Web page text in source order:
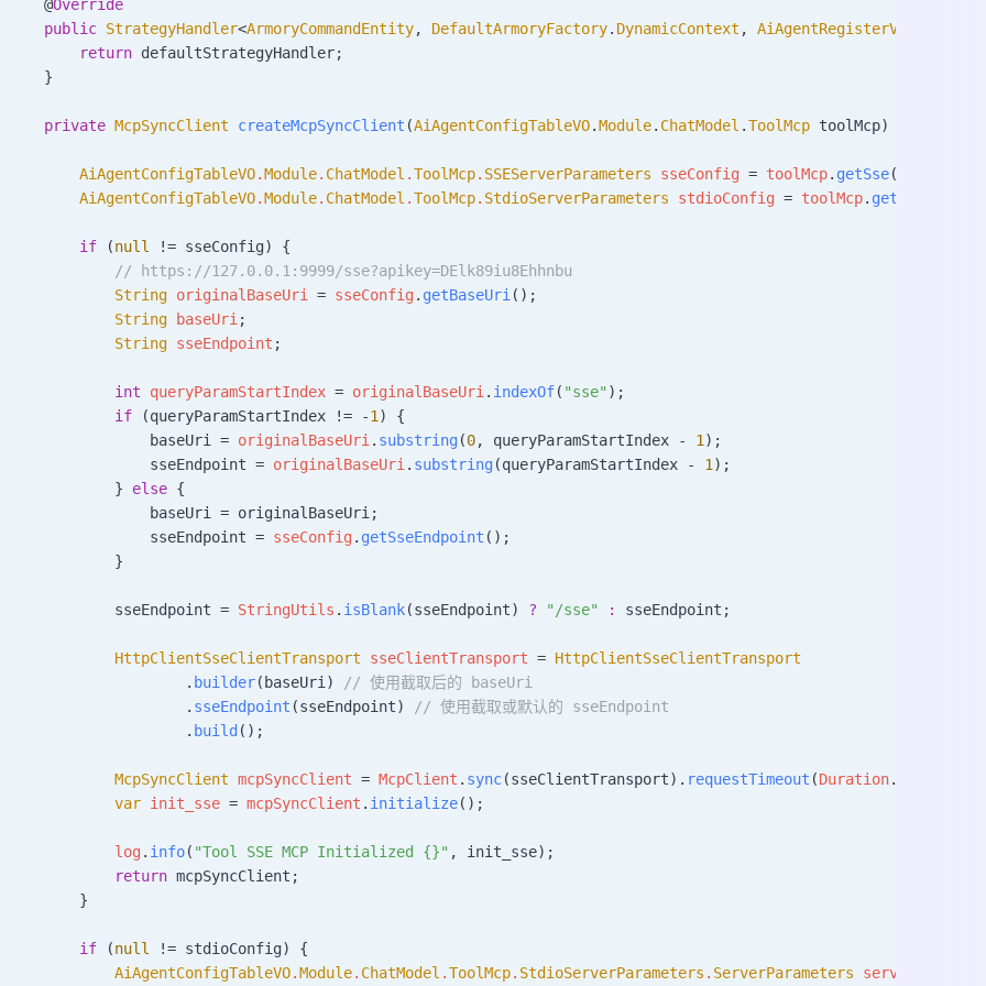
    @
Override
    public
StrategyHandler<ArmoryCommandEntity, DefaultArmoryFactory. DynamicContext , AiAgentRegisterVO
        return
defaultStrategyHandler;
    }
    private
McpSyncClient createMcpSyncClient (AiAgentConfigTableVO.Module. ChatModel .ToolMcp toolMcp)
        AiAgentConfigTableVO
.Module. ChatModel .ToolMcp. SSEServerParameters sseConfig = toolMcp. getSse();
        AiAgentConfigTableVO
.Module. ChatModel .ToolMcp. StdioServerParameters stdioConfig = toolMcp. getStdio
        if
(null != sseConfig) {
            // https://127.0.0.1:9999/sse?apikey=DElk89iu8Ehhnbu
            String
originalBaseUri = sseConfig . getBaseUri ();
            String
baseUri ;
            String
sseEndpoint ;
            int
queryParamStartIndex = originalBaseUri . indexOf( "sse" );
            if
(queryParamStartIndex != -1 ) {
                baseUri
= originalBaseUri . substring (0, queryParamStartIndex - 1 );
                sseEndpoint
= originalBaseUri . substring (queryParamStartIndex - 1 );
            }
else {
                baseUri
= originalBaseUri;
                sseEndpoint
= sseConfig . getSseEndpoint ();
            }
            sseEndpoint
= StringUtils . isBlank(sseEndpoint) ? "/sse" : sseEndpoint;
            HttpClientSseClientTransport
sseClientTransport = HttpClientSseClientTransport
                    .
builder(baseUri)
// 使用截取后的 baseUri
                    .
sseEndpoint (sseEndpoint)
// 使用截取或默认的 sseEndpoint
                    .
build ();
            McpSyncClient
mcpSyncClient = McpClient . sync(sseClientTransport). requestTimeout (Duration.
            var
init_sse = mcpSyncClient . initialize();
            log
. info( "Tool SSE MCP Initialized {}" , init_sse);
            return
mcpSyncClient;
        }
        if
(null != stdioConfig) {
            AiAgentConfigTableVO
.Module. ChatModel .ToolMcp. StdioServerParameters . ServerParameters